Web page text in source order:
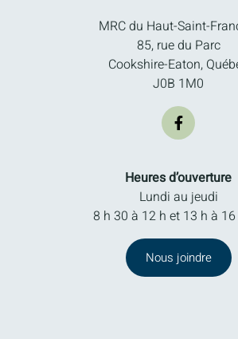
MRC du Haut-Saint-
85, rue du Parc
Cookshire-Eaton,
J0B 1M0
Heures d’ouverture
Lundi au jeudi
8 h 30 à 12 h et 13 h à
Nous joindre